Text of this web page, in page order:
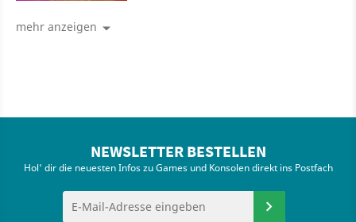
mehr anzeigen
NEWSLETTER BESTELLEN
Hol' dir die neuesten Infos zu Games und Konsolen direkt ins Postfach